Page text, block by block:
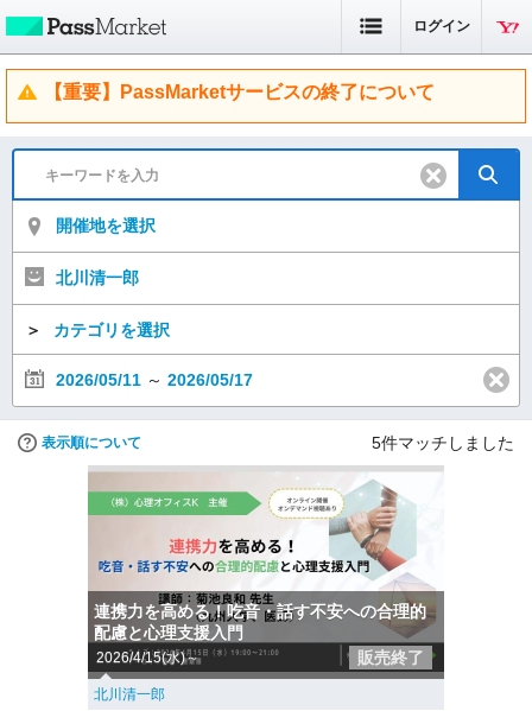
ログイン
【重要】PassMarketサービスの終了について
開催地を選択
北川清一郎
＞ カテゴリを選択
2026/05/11 ～ 2026/05/17
表示順について 5件マッチしました
連携力を高める！吃音・話す不安への合理的
配慮と心理支援入門
2026/4/15(水)～ 販売終了
北川清一郎